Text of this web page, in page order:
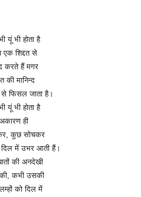
यूं भी होता है
एक शिद्दत से
करते हैंं मगर
की मानिन्द
से फिसल जाता है।
यूं भी होता है
अकारण ही
,कुछ सोचकर
दिल में उभर आती हैं।
की अनदेखी
,कभी उसकी
को दिल में